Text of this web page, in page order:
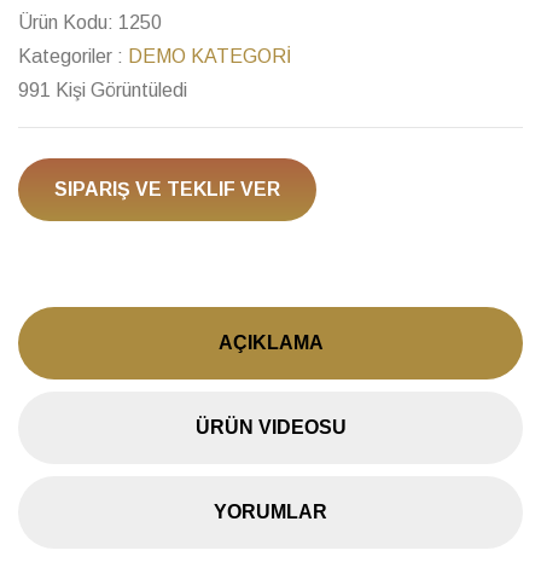
Ürün Kodu: 1250
Kategoriler : DEMO KATEGORİ
991 Kişi Görüntüledi
SIPARIŞ VE TEKLIF VER
AÇIKLAMA
ÜRÜN VIDEOSU
YORUMLAR